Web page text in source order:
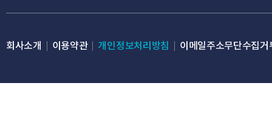
회사소개 이용약관 개인정보처리방침 이메일주소무단수집거